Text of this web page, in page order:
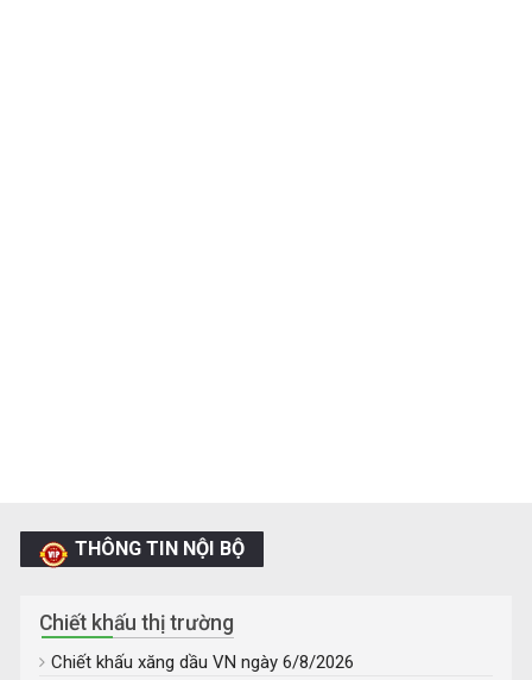
THÔNG TIN NỘI BỘ
Chiết khấu thị trường
Chiết khấu xăng dầu VN ngày 6/8/2026